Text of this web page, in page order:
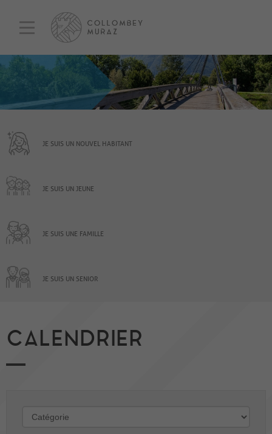
JE SUIS UN NOUVEL HABITANT
JE SUIS UN JEUNE
JE SUIS UNE FAMILLE
JE SUIS UN SENIOR
CALENDRIER